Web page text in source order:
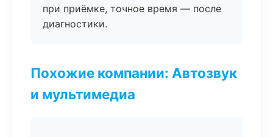
при приёмке, точное время — после
диагностики.
Похожие компании: Автозвук
и мультимедиа